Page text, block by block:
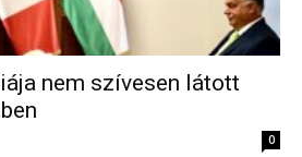
nem szívesen látott
0